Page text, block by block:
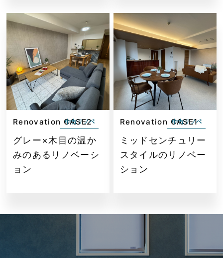
中古リノベ
Renovation CASE2
グレー×木目の温か
みのあるリノベーシ
ョン
中古リノベ
Renovation CASE1
ミッドセンチュリー
スタイルのリノベー
ション